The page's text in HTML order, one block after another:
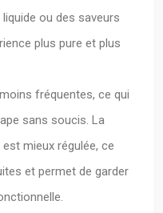
ou des saveurs
plus pure et plus
fréquentes, ce qui
sans soucis. La
mieux régulée, ce
et permet de garder